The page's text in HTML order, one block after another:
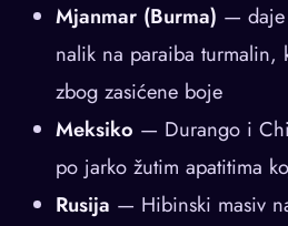
Mjanmar (Burma) — daje
nalik na paraiba turmalin,
zbog zasićene boje
Meksiko — Durango i
po jarko žutim apatitima
Rusija — Hibinski masiv